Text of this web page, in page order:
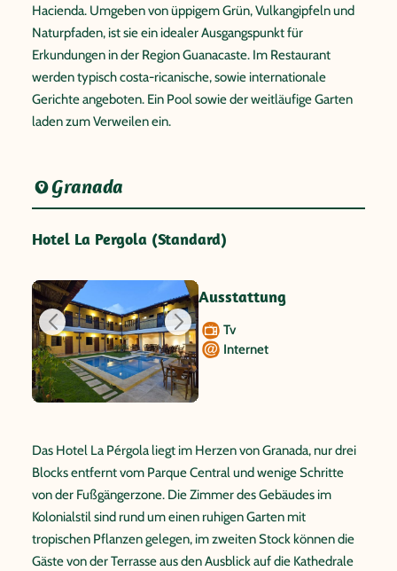
Hacienda. Umgeben von üppigem Grün, Vulkangipfeln und
Naturpfaden, ist sie ein idealer Ausgangspunkt für
Erkundungen in der Region Guanacaste. Im Restaurant
werden typisch costa-ricanische, sowie internationale
Gerichte angeboten. Ein Pool sowie der weitläufige Garten
laden zum Verweilen ein.
Granada
Hotel La Pergola (Standard)
Ausstattung
Tv
Internet
Das Hotel La Pérgola liegt im Herzen von Granada, nur drei
Blocks entfernt vom Parque Central und wenige Schritte
von der Fußgängerzone. Die Zimmer des Gebäudes im
Kolonialstil sind rund um einen ruhigen Garten mit
tropischen Pflanzen gelegen, im zweiten Stock können die
Gäste von der Terrasse aus den Ausblick auf die Kathedrale